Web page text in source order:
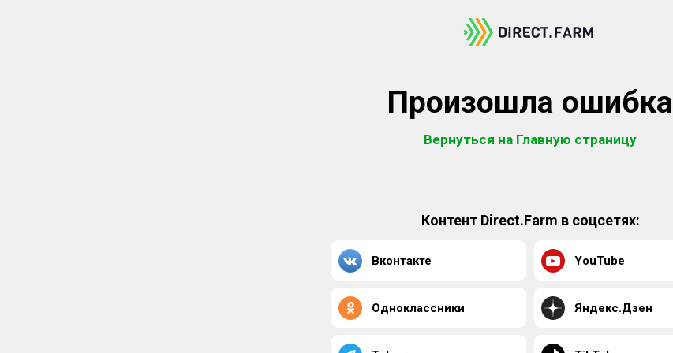
Произошла ошибка
Вернуться на Главную страницу
Контент Direct.Farm в соцсетях:
Вконтакте YouTube
Одноклассники Яндекс.Дзен